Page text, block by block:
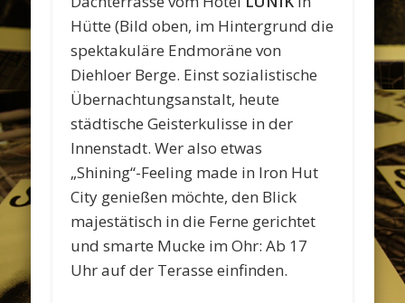
Hütte (Bild oben, im Hintergrund die
spektakuläre Endmoräne von
Diehloer Berge. Einst sozialistische
Übernachtungsanstalt, heute
städtische Geisterkulisse in der
Innenstadt. Wer also etwas
„Shining“-Feeling made in Iron Hut
City genießen möchte, den Blick
majestätisch in die Ferne gerichtet
und smarte Mucke im Ohr: Ab 17
Uhr auf der Terasse einfinden.